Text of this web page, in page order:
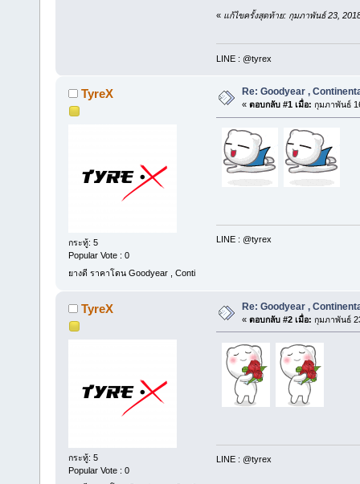
« แก้ไขครั้งสุดท้าย: กุมภาพันธ์ 23,
LINE : @tyrex
TyreX
กระทู้: 5
Popular Vote : 0
ยางดี ราคาโดน Goodyear , Conti
Re: Goodyear ,
« ตอบกลับ #1 เมื่อ: กุมภาพันธ์
LINE : @tyrex
TyreX
กระทู้: 5
Popular Vote : 0
Re: Goodyear ,
« ตอบกลับ #2 เมื่อ: กุมภาพันธ์
LINE : @tyrex